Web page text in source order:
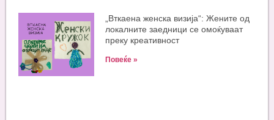
„Вткаена женска визија“: Жените од
локалните заедници се омоќуваат
преку креативност
Повеќе »